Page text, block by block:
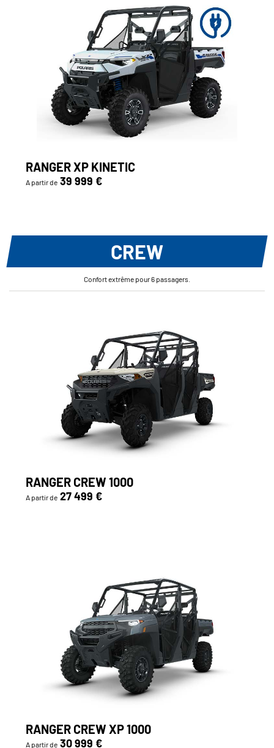
RANGER XP KINETIC
A partir de 39 999 €
CREW
Confort extrême pour 6 passagers.
RANGER CREW 1000
A partir de 27 499 €
RANGER CREW XP 1000
A partir de 30 999 €